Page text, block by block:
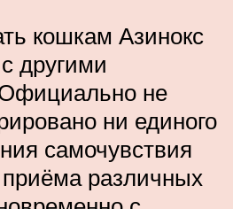
кошкам Азинокс
другими
не
ни единого
самочувствия
различных